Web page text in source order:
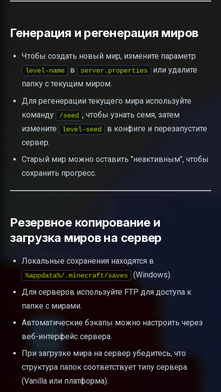
Генерация и регенерация миров
Чтобы создать новый мир, измените параметр
level-name в server.properties
или удалите
папку с текущим миром.
Для регенерации текущего мира используйте
команду
/seed , чтобы узнать семя, затем
измените
level-seed
в конфиге и перезапустите
сервер.
Старый мир можно оставить "неактивным", чтобы
сохранить прогресс.
Резервное копирование и
загрузка миров на сервер
Локальные сохранения находятся в
%appdata%/.minecraft/saves
(Windows).
Для серверов используйте FTP для доступа к
папке с мирами.
Автоматические бэкапы можно настроить через
веб-интерфейс сервера.
При загрузке мира на сервер убедитесь, что
структура папок соответствует типу сервера
(Vanilla или платформа).